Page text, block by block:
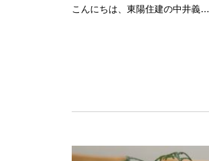
こんにちは、東陽住建の中井義…